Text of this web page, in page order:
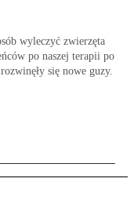
wyleczyć zwierzęta
po naszej terapii po
się nowe guzy.